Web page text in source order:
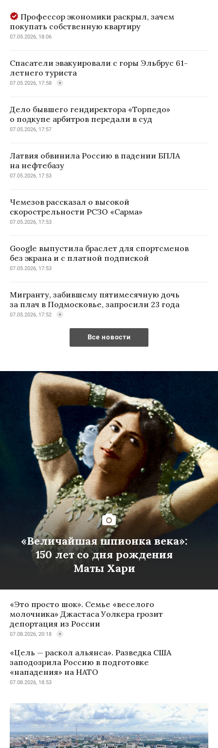
Профессор экономики раскрыл, зачем
покупать собственную квартиру
07.05.2026, 18:06
Спасатели эвакуировали с горы Эльбрус 61-
летнего туриста
07.05.2026, 17:58
Дело бывшего гендиректора «Торпедо»
о подкупе арбитров передали в суд
07.05.2026, 17:57
Латвия обвинила Россию в падении БПЛА
на нефтебазу
07.05.2026, 17:53
Чемезов рассказал о высокой
скорострельности РСЗО «Сарма»
07.05.2026, 17:53
Google выпустила браслет для спортсменов
без экрана и с платной подпиской
07.05.2026, 17:53
Мигранту, забившему пятимесячную дочь
за плач в Подмосковье, запросили 23 года
07.05.2026, 17:52
Все новости
«Величайшая шпионка века»:
150 лет со дня рождения
Маты Хари
«Это просто шок». Семье «веселого
молочника» Джастаса Уолкера грозит
депортация из России
07.08.2026, 20:18
«Цель — раскол альянса». Разведка США
заподозрила Россию в подготовке
«нападения» на НАТО
07.08.2026, 18:53